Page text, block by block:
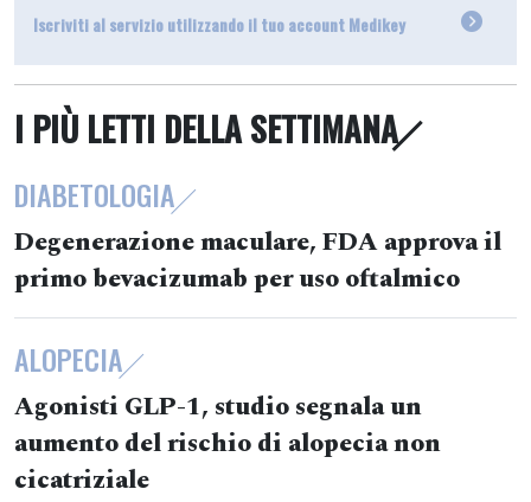
Iscriviti al servizio utilizzando il tuo account Medikey
I PIÙ LETTI DELLA SETTIMANA
DIABETOLOGIA
Degenerazione maculare, FDA approva il
primo bevacizumab per uso oftalmico
ALOPECIA
Agonisti GLP-1, studio segnala un
aumento del rischio di alopecia non
cicatriziale